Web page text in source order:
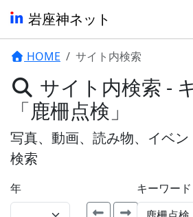
岩座神ネット
HOME サイト内検索
サイト内検索 -
「鹿柵点検」
写真、動画、読み物、イベ
検索
年 キーワード